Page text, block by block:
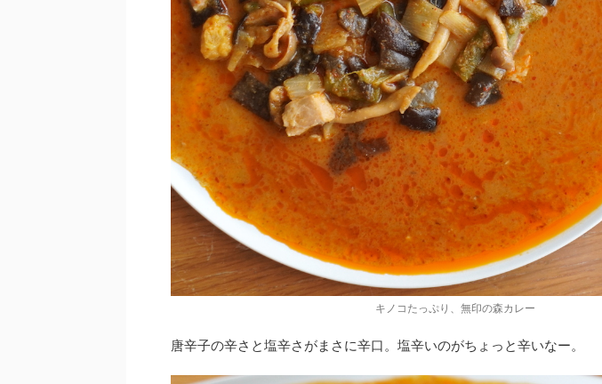
キノコたっぷり、無印の森カレー
唐辛子の辛さと塩辛さがまさに辛口。塩辛いのがちょっと辛いなー。